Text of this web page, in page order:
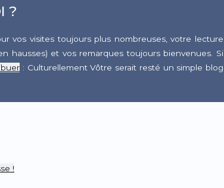
?
vos visites toujours plus nombreuses, votre lecture
hausses) et vos remarques toujours bienvenues. Si
: Culturellement Vôtre serait resté un simple blog
!